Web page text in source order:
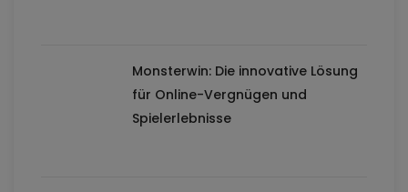
Monsterwin: Die innovative Lösung
für Online-Vergnügen und
Spielerlebnisse